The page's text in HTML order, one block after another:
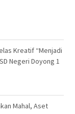
Kreatif “Menjadi
Negeri Doyong 1
Mahal, Aset